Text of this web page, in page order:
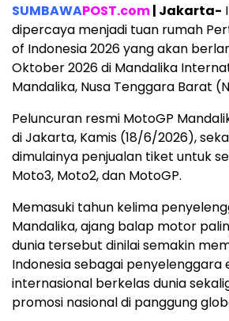
SUMBAWAPOST.com| Jakarta-
dipercaya menjadi tuan rumah
of Indonesia 2026 yang akan
Oktober 2026 di Mandalika
Mandalika, Nusa Tenggara Barat
Peluncuran resmi MotoGP
di Jakarta, Kamis (18/6/2026),
dimulainya penjualan tiket untuk
Moto3, Moto2, dan MotoGP.
Memasuki tahun kelima
Mandalika, ajang balap motor
dunia tersebut dinilai semakin
Indonesia sebagai penyelenggara
internasional berkelas dunia
promosi nasional di panggung